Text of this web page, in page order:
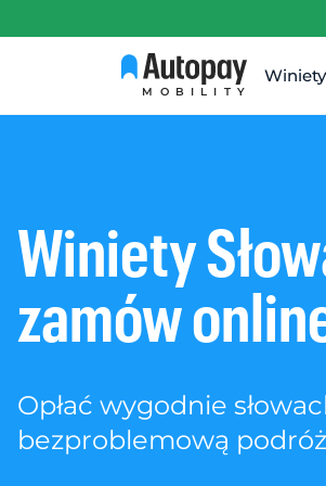
MOBILITY
Winiety
Winiety
zamów
Opłać wygodnie
bezproblemową